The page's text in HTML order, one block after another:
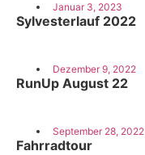
Januar 3, 2023
Sylvesterlauf 2022
Dezember 9, 2022
RunUp August 22
September 28, 2022
Fahrradtour